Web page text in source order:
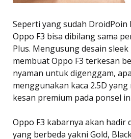
Seperti yang sudah DroidPoin
Oppo F3 bisa dibilang sama
Plus. Mengusung desain
membuat Oppo F3 terkesan
nyaman untuk digenggam,
menggunakan kaca 2.5D
kesan premium pada ponsel
Oppo F3 kabarnya akan hadir
yang berbeda yakni Gold,